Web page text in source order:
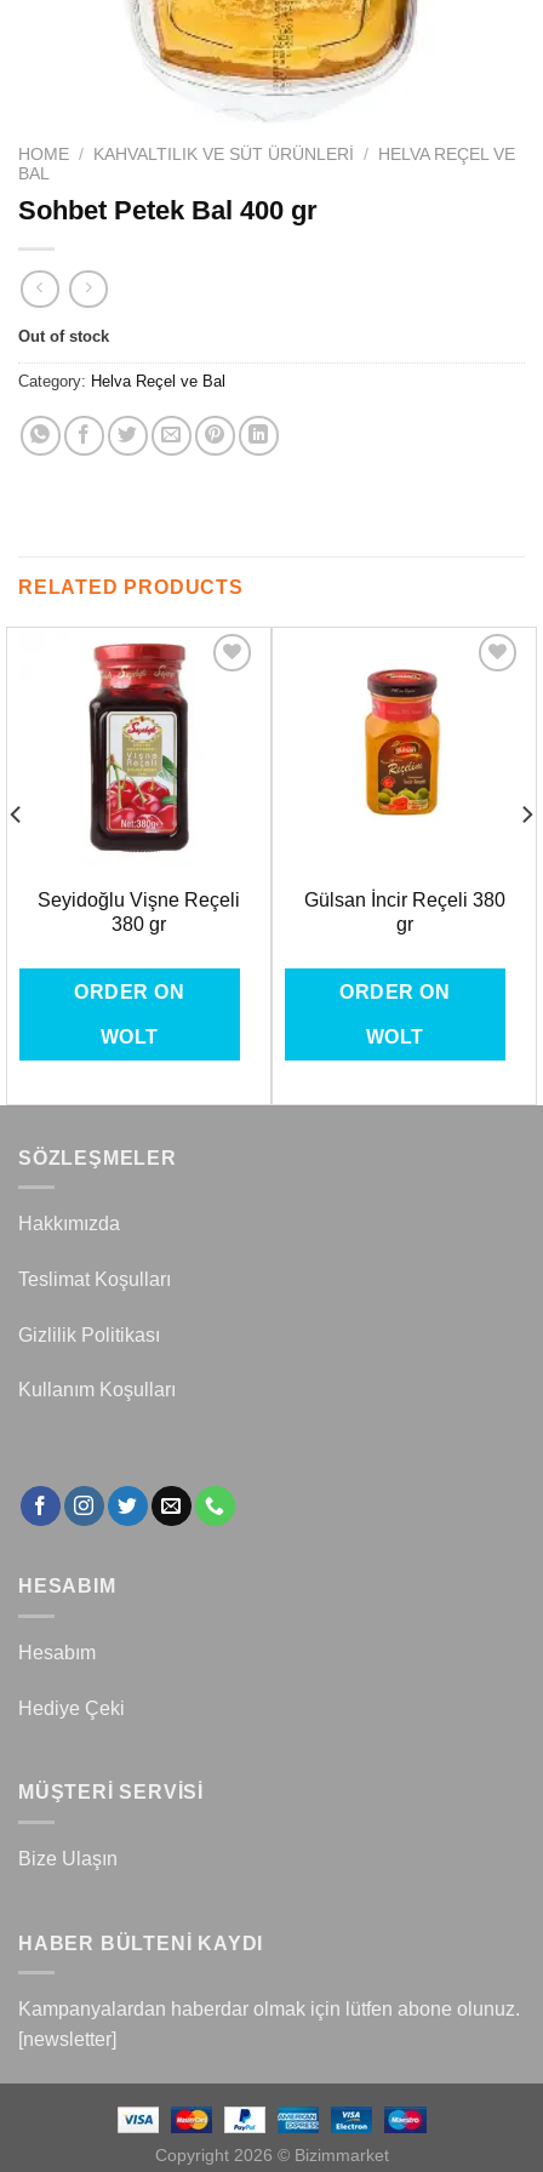
HOME / KAHVALTILIK VE SÜT ÜRÜNLERI /
HELVA REÇEL VE
BAL
Sohbet Petek Bal 400 gr
Out of stock
Category: Helva Reçel ve Bal
RELATED PRODUCTS
Favorilere
Seyidoğlu Vişne Reçeli
380 gr
ORDER ON
WOLT
Gülsan İncir Reçeli 380
gr
ORDER ON
WOLT
SÖZLEŞMELER
Hakkımızda
Teslimat Koşulları
Gizlilik Politikası
Kullanım Koşulları
HESABIM
Hesabım
Hediye Çeki
MÜŞTERİ SERVİSİ
Bize Ulaşın
HABER BÜLTENİ KAYDI
Kampanyalardan haberdar olmak için lütfen abone olunuz.
[newsletter]
Copyright 2026 © Bizimmarket